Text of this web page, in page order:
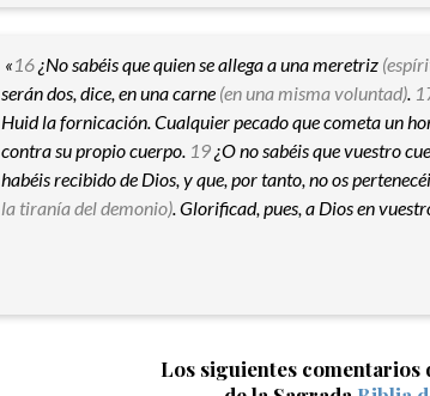
«16¿No sabéis que quien se allega a una meretriz
serán dos, dice, en una carne (en una misma voluntad).
Huid la fornicación. Cualquier pecado que cometa un
contra su propio cuerpo. 19¿O no sabéis que vuestro
habéis recibido de Dios, y que, por tanto, no os
la tiranía del demonio). Glorificad, pues, a Dios en
Los siguientes comentarios